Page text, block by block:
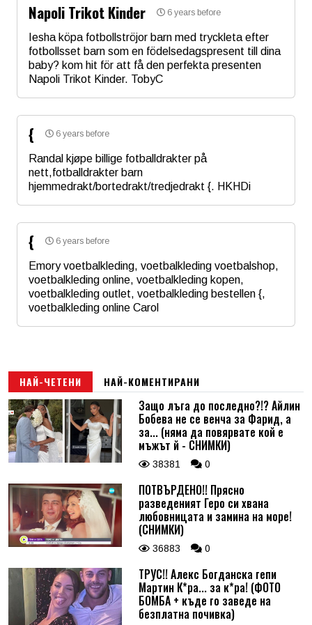
Napoli Trikot Kinder
6 years before
Iesha köpa fotbollströjor barn med tryckleta efter
fotbollsset barn som en födelsedagspresent till dina
baby? kom hit för att få den perfekta presenten
Napoli Trikot Kinder. TobyC
Email
{ 6 years before
Randal kjøpe billige fotballdrakter på
nett,fotballdrakter barn
hjemmedrakt/bortedrakt/tredjedrakt {. HKHDi
Email
Коментар*
{ 6 years before
Emory voetbalkleding, voetbalkleding voetbalshop,
voetbalkleding online, voetbalkleding kopen,
voetbalkleding outlet, voetbalkleding bestellen {,
voetbalkleding online Carol
Email
Коментар*
НАЙ-ЧЕТЕНИ НАЙ-КОМЕНТИРАНИ
Защо лъга до последно?!? Айлин
Бобева не се венча за Фарид, а
за... (няма да повярвате кой е
мъжът й - СНИМКИ)
38381 0
ПОТВЪРДЕНО!! Прясно
разведеният Геро си хвана
любовницата и замина на море!
(СНИМКИ)
36883 0
ТРУС!! Алекс Богданска гепи
Мартин К*ра... за к*ра! (ФОТО
БОМБА + къде го заведе на
безплатна почивка)